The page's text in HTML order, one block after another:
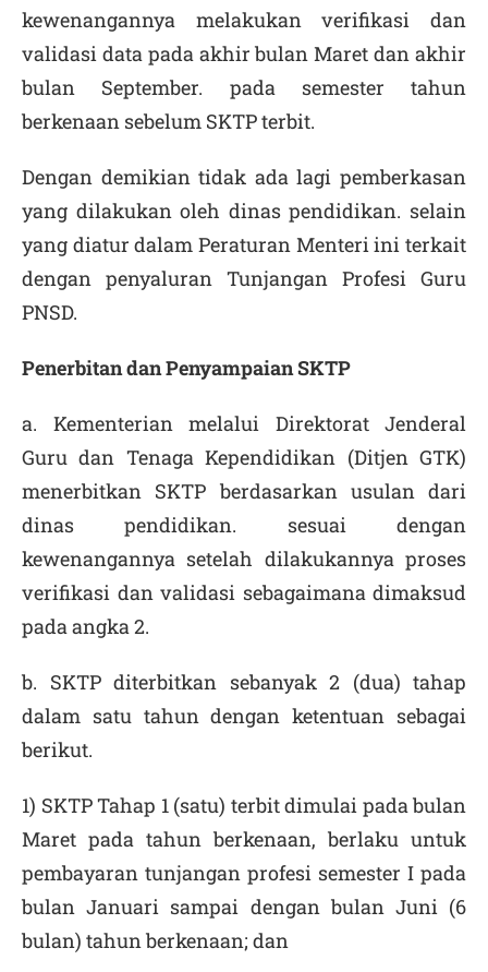
kewenangannya melakukan verifikasi dan
validasi data pada akhir bulan Maret dan akhir
bulan September. pada semester tahun
berkenaan sebelum SKTP terbit.
Dengan demikian tidak ada lagi pemberkasan
yang dilakukan oleh dinas pendidikan. selain
yang diatur dalam Peraturan Menteri ini terkait
dengan penyaluran Tunjangan Profesi Guru
PNSD.
Penerbitan dan Penyampaian SKTP
a. Kementerian melalui Direktorat Jenderal
Guru dan Tenaga Kependidikan (Ditjen GTK)
menerbitkan SKTP berdasarkan usulan dari
dinas pendidikan. sesuai dengan
kewenangannya setelah dilakukannya proses
verifikasi dan validasi sebagaimana dimaksud
pada angka 2.
b. SKTP diterbitkan sebanyak 2 (dua) tahap
dalam satu tahun dengan ketentuan sebagai
berikut.
1) SKTP Tahap 1 (satu) terbit dimulai pada bulan
Maret pada tahun berkenaan, berlaku untuk
pembayaran tunjangan profesi semester I pada
bulan Januari sampai dengan bulan Juni (6
bulan) tahun berkenaan; dan